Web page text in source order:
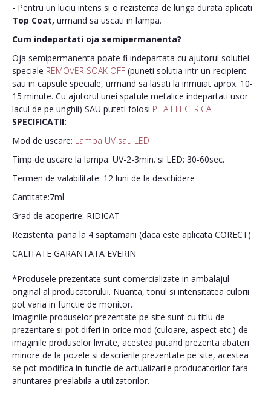
- Pentru un luciu intens si o rezistenta de lunga durata aplicati
Top Coat, urmand sa uscati in lampa.
Cum indepartati oja semipermanenta?
Oja semipermanenta poate fi indepartata cu ajutorul solutiei
speciale REMOVER SOAK OFF (puneti solutia intr-un recipient
sau in capsule speciale, urmand sa lasati la inmuiat aprox. 10-
15 minute. Cu ajutorul unei spatule metalice indepartati usor
lacul de pe unghii) SAU puteti folosi PILA ELECTRICA.
SPECIFICATII:
Mod de uscare: Lampa UV sau LED
Timp de uscare la lampa: UV-2-3min. si LED: 30-60sec.
Termen de valabilitate: 12 luni de la deschidere
Cantitate:7ml
Grad de acoperire: RIDICAT
Rezistenta: pana la 4 saptamani (daca este aplicata CORECT)
CALITATE GARANTATA EVERIN
*Produsele prezentate sunt comercializate in ambalajul
original al producatorului. Nuanta, tonul si intensitatea culorii
pot varia in functie de monitor.
Imaginile produselor prezentate pe site sunt cu titlu de
prezentare si pot diferi in orice mod (culoare, aspect etc.) de
imaginile produselor livrate, acestea putand prezenta abateri
minore de la pozele si descrierile prezentate pe site, acestea
se pot modifica in functie de actualizarile producatorilor fara
anuntarea prealabila a utilizatorilor.